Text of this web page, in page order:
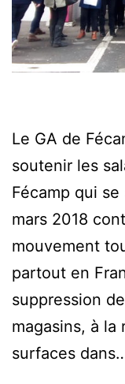
Le GA de
soutenir les
Fécamp qui
mars 2018
mouvement
partout en
suppression
magasins, à
surfaces